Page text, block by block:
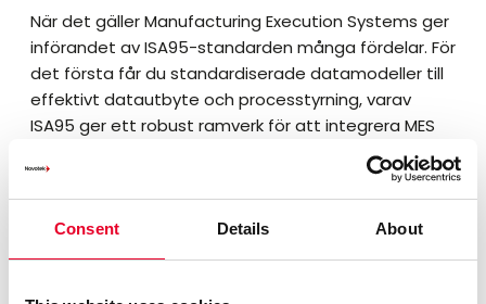
Consent Details About
När det gäller Manufacturing Execution Systems ger
införandet av ISA95-standarden många fördelar. För
det första får du standardiserade datamodeller till
effektivt datautbyte och processtyrning, varav
ISA95 ger ett robust ramverk för att integrera MES
med andra företags- och styrsystem. För det andra
möjliggör ISA95 korrekt representation och kontroll
av tillverkningsutrustning, med sin utrustningsmodell
och strukturerade metod.